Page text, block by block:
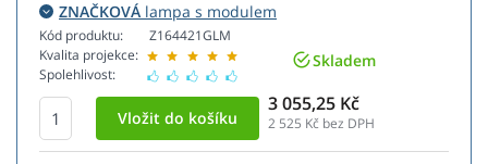
ZNAČKOVÁ lampa s modulem
Kód produktu:
Kvalita projekce:
Spolehlivost:
Z164421GLM
Skladem
3 055,25 Kč
2 525 Kč bez DPH